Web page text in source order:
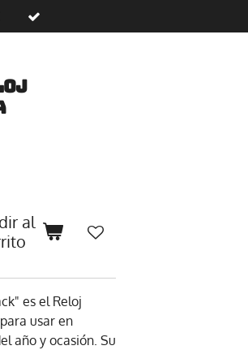
al
es el Reloj
usar en
año y ocasión. Su